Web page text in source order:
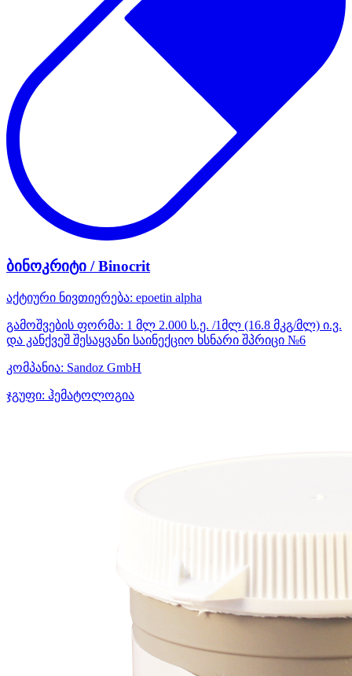
ბინოკრიტი / Binocrit
აქტიური ნივთიერება: epoetin alpha
გამოშვების ფორმა: 1 მლ 2.000 ს.ე. /1მლ (16.8 მკგ/მლ) ი.ვ.
და კანქვეშ შესაყვანი საინექციო ხსნარი შპრიცი №6
კომპანია: Sandoz GmbH
ჯგუფი: ჰემატოლოგია